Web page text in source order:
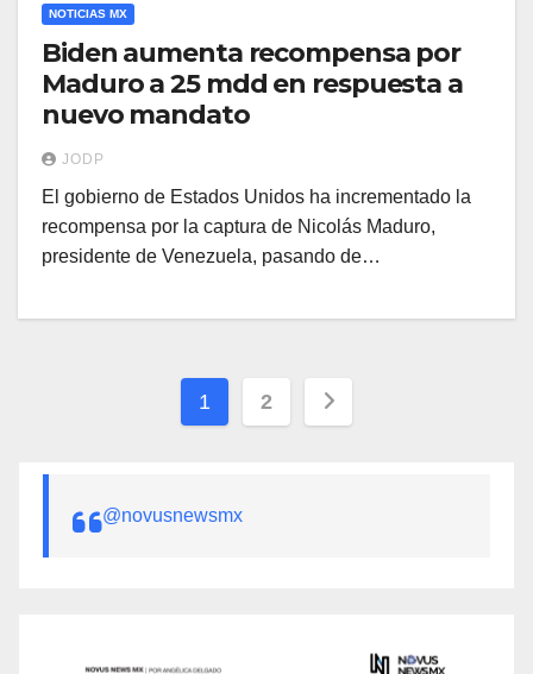
NOTICIAS MX
Biden aumenta recompensa por
Maduro a 25 mdd en respuesta a
nuevo mandato
JODP
El gobierno de Estados Unidos ha incrementado la
recompensa por la captura de Nicolás Maduro,
presidente de Venezuela, pasando de…
Paginación
entradas
1 2
@novusnewsmx